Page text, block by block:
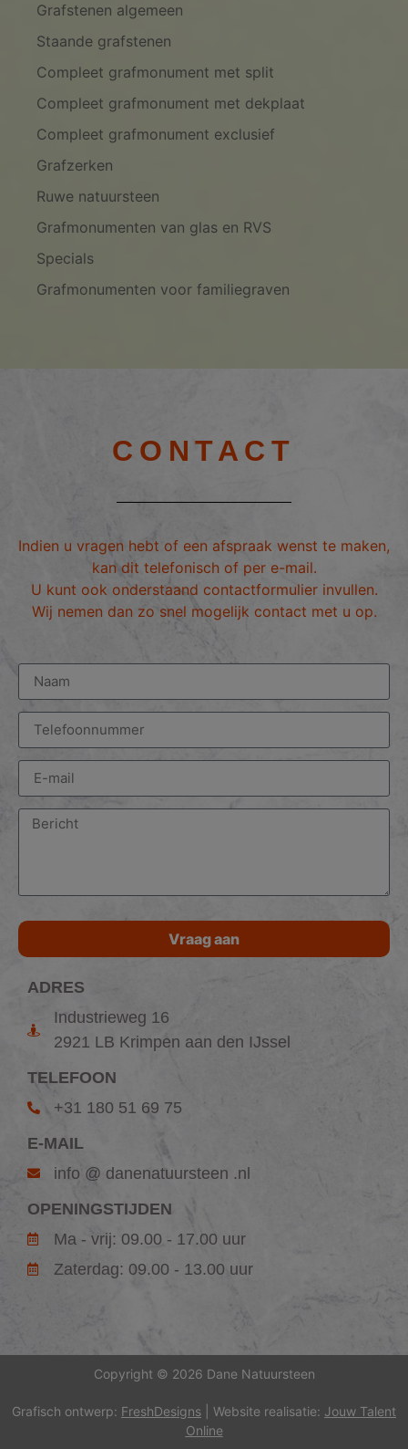
Grafstenen algemeen
Staande grafstenen
Compleet grafmonument met split
Compleet grafmonument met dekplaat
Compleet grafmonument exclusief
Grafzerken
Ruwe natuursteen
Grafmonumenten van glas en RVS
Specials
Grafmonumenten voor familiegraven
CONTACT
Indien u vragen hebt of een afspraak wenst te maken,
kan dit telefonisch of per e-mail.
U kunt ook onderstaand contactformulier invullen.
Wij nemen dan zo snel mogelijk contact met u op.
ADRES
Industrieweg 16
2921 LB Krimpen aan den IJssel
TELEFOON
+31 180 51 69 75
E-MAIL
info @ danenatuursteen .nl
OPENINGSTIJDEN
Ma - vrij: 09.00 - 17.00 uur
Zaterdag: 09.00 - 13.00 uur
Vraag aan
Copyright © 2026 Dane Natuursteen
Grafisch ontwerp: FreshDesigns | Website realisatie: Jouw Talent
Online